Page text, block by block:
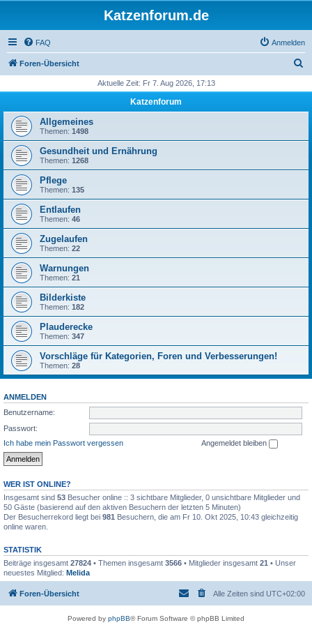
Katzenforum.de
FAQ Anmelden
Foren-Übersicht
h
Aktuelle Zeit: Fr 7. Aug 2026, 17:13
Katzenforum
Allgemeines
Themen: 1498
Gesundheit und Ernährung
Themen: 1268
Pflege
Themen: 135
Entlaufen
Themen: 46
Zugelaufen
Themen: 22
Warnungen
Themen: 21
Bilderkiste
Themen: 182
Plauderecke
Themen: 347
Vorschläge für Kategorien, Foren und Verbesserungen!
Themen: 28
ANMELDEN
Benutzername:
Passwort:
Ich habe mein Passwort vergessen
Angemeldet bleiben
WER IST ONLINE?
Insgesamt sind 53 Besucher online :: 3 sichtbare Mitglieder, 0 unsichtbare Mitglieder und
50 Gäste (basierend auf den aktiven Besuchern der letzten 5 Minuten)
Der Besucherrekord liegt bei 981 Besuchern, die am Fr 10. Okt 2025, 10:43 gleichzeitig
online waren.
STATISTIK
Beiträge insgesamt 27824 • Themen insgesamt 3566 • Mitglieder insgesamt 21 • Unser
neuestes Mitglied: Melida
Foren-Übersicht Alle Zeiten sind UTC+02:00
Powered by phpBB® Forum Software © phpBB Limited